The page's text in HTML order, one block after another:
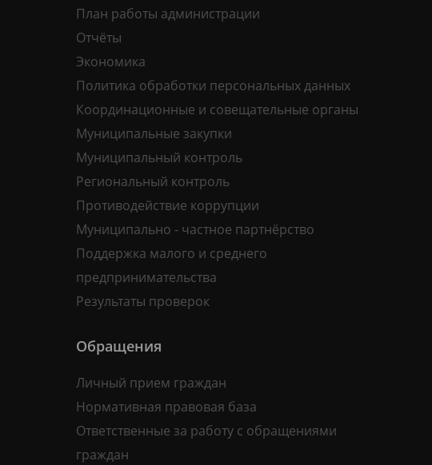
План работы администрации
Отчёты
Экономика
Политика обработки персональных данных
Координационные и совещательные органы
Муниципальные закупки
Муниципальный контроль
Региональный контроль
Противодействие коррупции
Муниципально - частное партнёрство
Поддержка малого и среднего
предпринимательства
Результаты проверок
Обращения
Личный прием граждан
Нормативная правовая база
Ответственные за работу с обращениями
граждан